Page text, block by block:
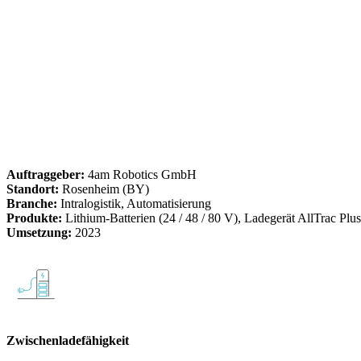
Auftraggeber: 4am Robotics GmbH
Standort: Rosenheim (BY)
Branche: Intralogistik, Automatisierung
Produkte: Lithium-Batterien (24 / 48 / 80 V), Ladegerät AllTrac
Umsetzung: 2023
Zwischenladefähigkeit